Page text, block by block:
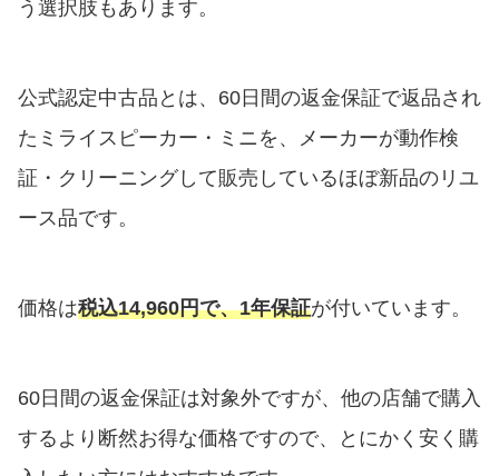
う選択肢もあります。
公式認定中古品とは、60日間の返金保証で返品され
たミライスピーカー・ミニを、メーカーが動作検
証・クリーニングして販売しているほぼ新品のリユ
ース品です。
価格は税込14,960円で、1年保証が付いています。
60日間の返金保証は対象外ですが、他の店舗で購入
するより断然お得な価格ですので、とにかく安く購